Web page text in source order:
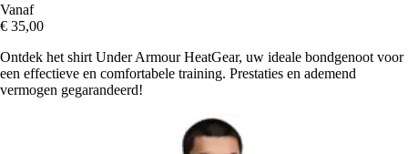
Vanaf
€ 35,00
Ontdek het shirt Under Armour HeatGear, uw ideale bondgenoot voor
een effectieve en comfortabele training. Prestaties en ademend
vermogen gegarandeerd!